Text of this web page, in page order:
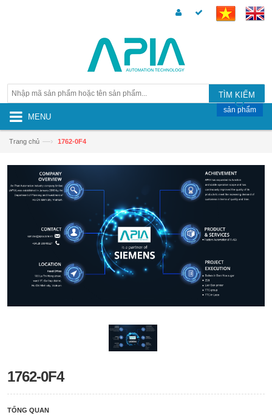
TÌM KIẾM
MENU
sản phẩm
Trang chủ —› 1762-0F4
1762-0F4
TỔNG QUAN